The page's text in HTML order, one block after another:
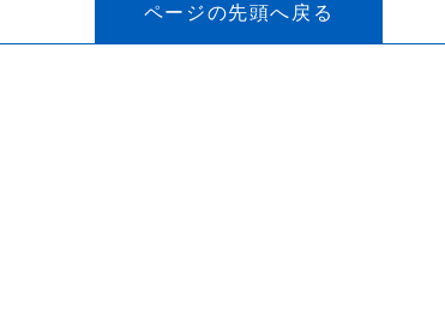
ページの先頭へ戻る